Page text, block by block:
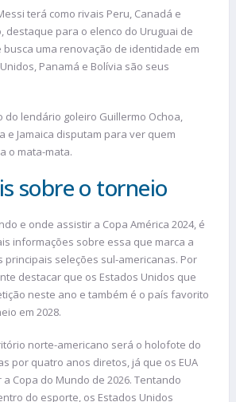
terá como rivais Peru, Canadá e
destaque para o elenco do Uruguai de
busca uma renovação de identidade em
Panamá e Bolívia são seus
do lendário goleiro Guillermo Ochoa,
e Jamaica disputam para ver quem
o mata-mata.
sobre o torneio
e onde assistir a Copa América 2024, é
informações sobre essa que marca a
principais seleções sul-americanas. Por
destacar que os Estados Unidos que
neste ano e também é o país favorito
em 2028.
norte-americano será o holofote do
por quatro anos diretos, já que os EUA
Copa do Mundo de 2026. Tentando
do esporte, os Estados Unidos